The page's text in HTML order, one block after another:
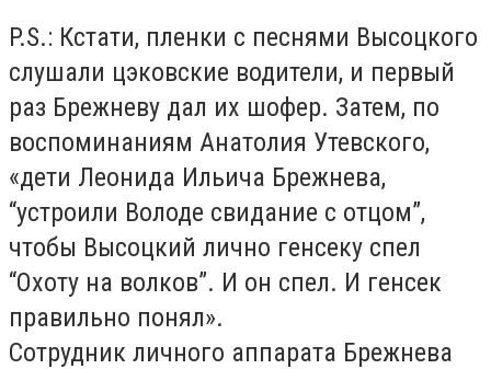
P.S.: Кстати, пленки с песнями Высоцкого
слушали цэковские водители, и первый
раз Брежневу дал их шофер. Затем, по
воспоминаниям Анатолия Утевского,
«дети Леонида Ильича Брежнева,
“устроили Володе свидание с отцом”,
чтобы Высоцкий лично генсеку спел
“Охоту на волков”. И он спел. И генсек
правильно понял».
Сотрудник личного аппарата Брежнева